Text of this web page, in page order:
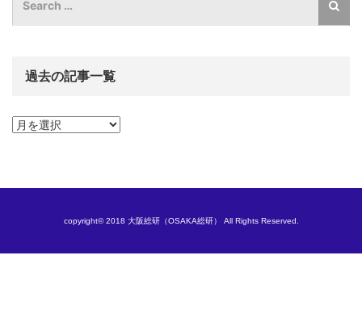
過去の記事一覧
過
事
copyright© 2018 大阪総研（OSAKA総研） All Rights Reserved.